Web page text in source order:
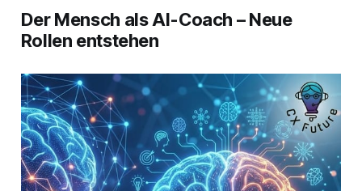
Der Mensch als AI-Coach – Neue
Rollen entstehen